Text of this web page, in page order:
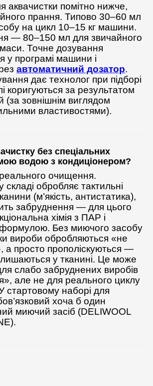
аквачистки помітно нижче,
прання. Типово 30–60 мл
на цикл 10–15 кг машини.
— 80–150 мл для звичайного
маси. Точне дозування
у програмі машини і
автоматичний дозатор.
дає технолог при підборі
коригуються за результатом
(за зовнішнім виглядом
властивостями).
без спеціальних
водою з кондиціонером?
очищення.
складі обробляє тактильні
(м’якість, антистатика),
забруднення — для цього
хімія з ПАР і
Без миючого засобу
вироби обробляються «не
а просто прополіскуються —
у тканині. Це може
слабо забруднених виробів
але не для реального циклу
стартовому наборі для
хоча б один
миючий засіб (DELIWOOL